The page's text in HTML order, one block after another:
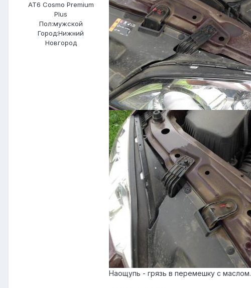
AT6 Cosmo Premium
Plus
Пол:мужской
Город:Нижний
Новгород
Наощупь - грязь в перемешку с маслом.